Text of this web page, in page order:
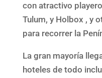
con atractivo
Tulum, y Holbox , y
para recorrer la
La gran mayoría
hoteles de todo